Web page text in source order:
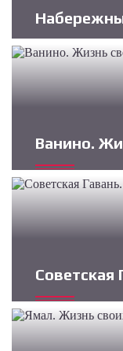
Ванино.
Советская